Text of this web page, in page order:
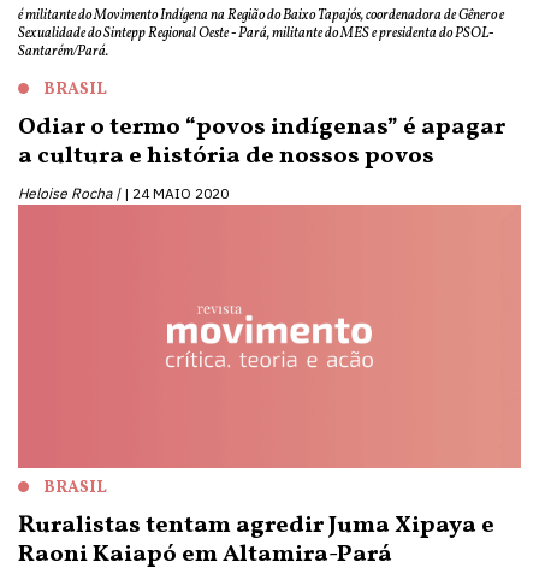
é militante do Movimento Indígena na Região do Baixo Tapajós, coordenadora de Gênero e
Sexualidade do Sintepp Regional Oeste - Pará, militante do MES e presidenta do PSOL-
Santarém/Pará.
BRASIL
Odiar o termo “povos indígenas” é apagar
a cultura e história de nossos povos
Heloise Rocha | 24 MAIO 2020
BRASIL
Ruralistas tentam agredir Juma Xipaya e
Raoni Kaiapó em Altamira-Pará